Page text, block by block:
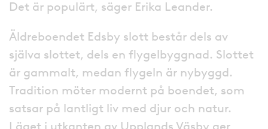
Det är populärt, säger Erika Leander.
Äldreboendet Edsby slott består dels av
själva slottet, dels en flygelbyggnad. Slottet
är gammalt, medan flygeln är nybyggd.
Tradition möter modernt på boendet, som
satsar på lantligt liv med djur och natur.
Läget i utkanten av Upplands Väsby ger